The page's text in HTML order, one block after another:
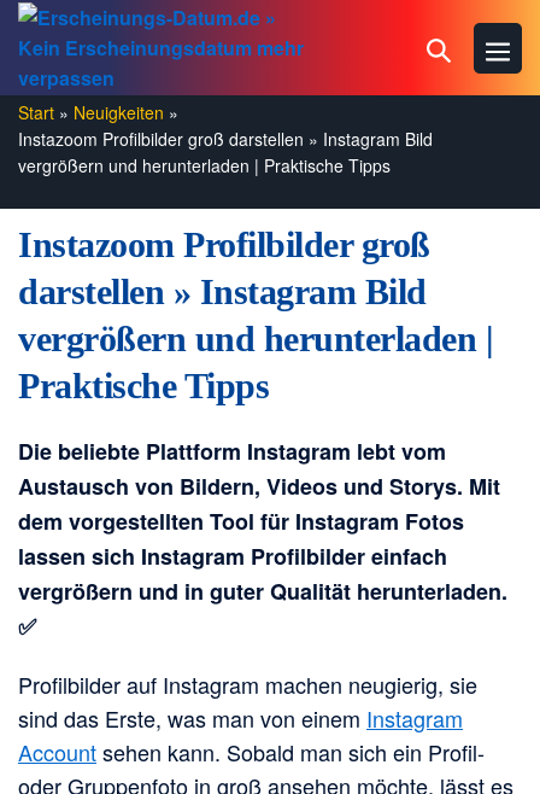
Zum
Inhalt
springen
Suche-
Schalter
Start » Neuigkeiten »
Instazoom Profilbilder groß darstellen » Instagram Bild
vergrößern und herunterladen | Praktische Tipps
Instazoom Profilbilder groß
darstellen » Instagram Bild
vergrößern und herunterladen |
Praktische Tipps
Die beliebte Plattform Instagram lebt vom
Austausch von Bildern, Videos und Storys. Mit
dem vorgestellten Tool für Instagram Fotos
lassen sich Instagram Profilbilder einfach
vergrößern und in guter Qualität herunterladen.
✅
Profilbilder auf Instagram machen neugierig, sie
sind das Erste, was man von einem Instagram
Accountsehen kann. Sobald man sich ein Profil-
oder Gruppenfoto in groß ansehen möchte, lässt es